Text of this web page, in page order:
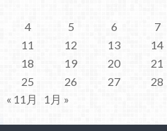
4
5 6 7
11
12 13 14
18
19 20 21
25
26 27 28
« 11月
1月 »